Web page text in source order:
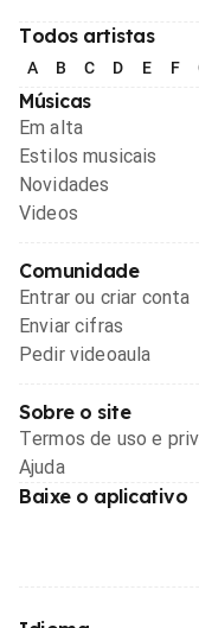
Todos artistas
A B C D E F
Músicas
Em alta
Estilos musicais
Novidades
Videos
Comunidade
Entrar ou criar conta
Enviar cifras
Pedir videoaula
Sobre o site
Termos de uso e
Ajuda
Baixe o aplicativo